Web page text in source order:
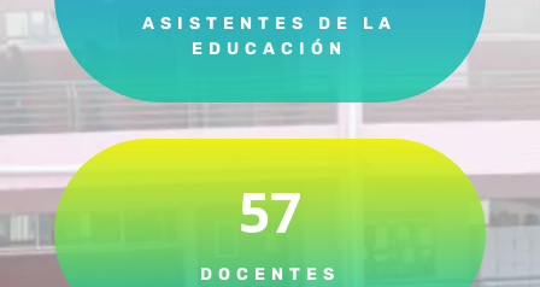
ASISTENTES DE LA
EDUCACIÓN
57
DOCENTES